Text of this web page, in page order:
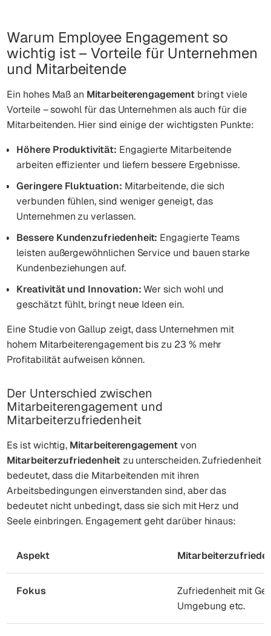
Warum Employee Engagement so
wichtig ist – Vorteile für Unternehmen
und Mitarbeitende
Ein hohes Maß an Mitarbeiterengagementbringt viele
Vorteile – sowohl für das Unternehmen als auch für die
Mitarbeitenden. Hier sind einige der wichtigsten Punkte:
Höhere Produktivität: Engagierte Mitarbeitende
arbeiten effizienter und liefern bessere Ergebnisse.
Geringere Fluktuation: Mitarbeitende, die sich
verbunden fühlen, sind weniger geneigt, das
Unternehmen zu verlassen.
Bessere Kundenzufriedenheit: Engagierte Teams
leisten außergewöhnlichen Service und bauen starke
Kundenbeziehungen auf.
Kreativität und Innovation:Wer sich wohl und
geschätzt fühlt, bringt neue Ideen ein.
Eine Studie von Gallup zeigt, dass Unternehmen mit
hohem Mitarbeiterengagement bis zu 23 % mehr
Profitabilität aufweisen können.
Der Unterschied zwischen
Mitarbeiterengagement und
Mitarbeiterzufriedenheit
Es ist wichtig, Mitarbeiterengagementvon
Mitarbeiterzufriedenheitzu unterscheiden. Zufriedenheit
bedeutet, dass die Mitarbeitenden mit ihren
Arbeitsbedingungen einverstanden sind, aber das
bedeutet nicht unbedingt, dass sie sich mit Herz und
Seele einbringen. Engagement geht darüber hinaus:
Aspekt
Fokus
Zufriedenheit mit
Umgebung etc.